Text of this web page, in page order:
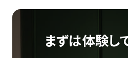
まずは体験し